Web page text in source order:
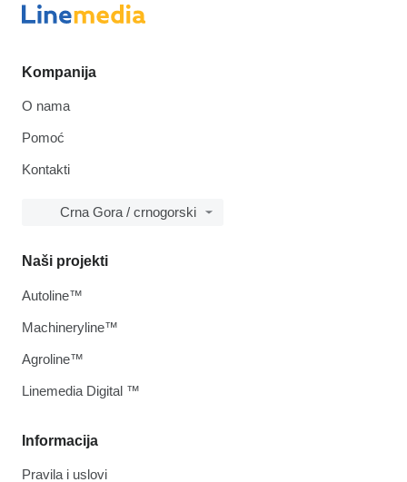
Kompanija
O nama
Pomoć
Kontakti
Crna Gora / crnogorski
Informacija
Pravila i uslovi
Naši projekti
Autoline™
Machineryline™
Agroline™
Linemedia Digital ™